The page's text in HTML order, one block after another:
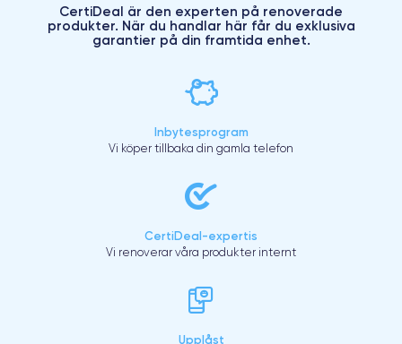
CertiDeal är den experten på renoverade
produkter. När du handlar här får du exklusiva
garantier på din framtida enhet.
Inbytesprogram
Vi köper tillbaka din gamla telefon
CertiDeal-expertis
Vi renoverar våra produkter internt
Upplåst